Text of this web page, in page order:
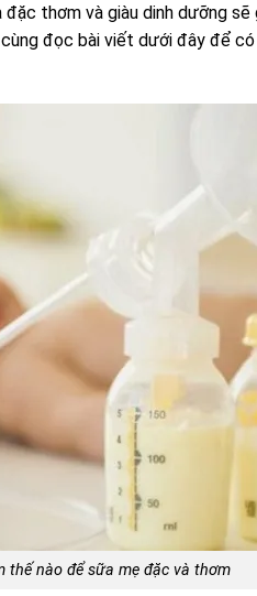
thơm và giàu dinh dưỡng
đọc bài viết dưới đây để
thế nào để sữa mẹ đặc và thơm